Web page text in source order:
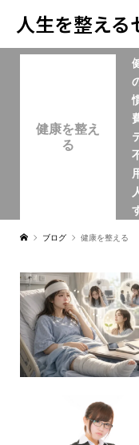
人生を整える
健康を整え
る
ブログ 健康を整える